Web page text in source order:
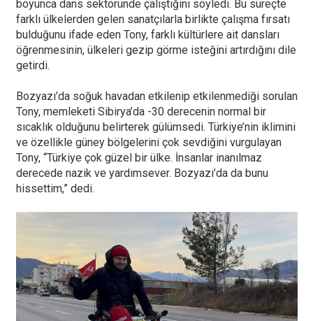
boyunca dans sektöründe çalıştığını söyledi. Bu süreçte
farklı ülkelerden gelen sanatçılarla birlikte çalışma fırsatı
bulduğunu ifade eden Tony, farklı kültürlere ait dansları
öğrenmesinin, ülkeleri gezip görme isteğini artırdığını dile
getirdi.
Bozyazı’da soğuk havadan etkilenip etkilenmediği sorulan
Tony, memleketi Sibirya’da -30 derecenin normal bir
sıcaklık olduğunu belirterek gülümsedi. Türkiye’nin iklimini
ve özellikle güney bölgelerini çok sevdiğini vurgulayan
Tony, “Türkiye çok güzel bir ülke. İnsanlar inanılmaz
derecede nazik ve yardımsever. Bozyazı’da da bunu
hissettim,” dedi.